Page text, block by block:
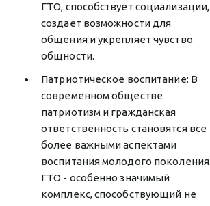
ГТО, способствует социализации,
создает возможности для
общения и укрепляет чувство
общности.
Патриотическое воспитание: В
современном обществе
патриотизм и гражданская
ответственность становятся все
более важными аспектами
воспитания молодого поколения.
ГТО - особенно значимый
комплекс, способствующий не